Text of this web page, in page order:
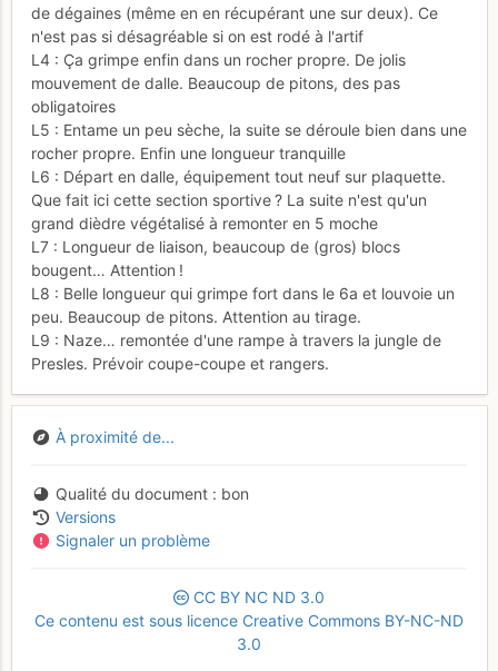
de dégaines (même en en récupérant une sur deux). Ce
n'est pas si désagréable si on est rodé à l'artif
L4 : Ça grimpe enfin dans un rocher propre. De jolis
mouvement de dalle. Beaucoup de pitons, des pas
obligatoires
L5 : Entame un peu sèche, la suite se déroule bien dans une
rocher propre. Enfin une longueur tranquille
L6 : Départ en dalle, équipement tout neuf sur plaquette.
Que fait ici cette section sportive ? La suite n'est qu'un
grand dièdre végétalisé à remonter en 5 moche
L7 : Longueur de liaison, beaucoup de (gros) blocs
bougent… Attention !
L8 : Belle longueur qui grimpe fort dans le 6a et louvoie un
peu. Beaucoup de pitons. Attention au tirage.
L9 : Naze… remontée d'une rampe à travers la jungle de
Presles. Prévoir coupe-coupe et rangers.
À proximité de...
Qualité du document
bon
Versions
Signaler un problème
CC BY NC ND 3.0
Ce contenu est sous licence Creative Commons BY-NC-ND
3.0